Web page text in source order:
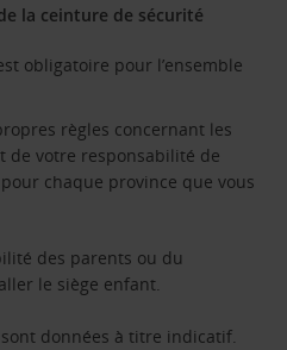
la ceinture de sécurité
obligatoire pour l’ensemble
règles concernant les
de votre responsabilité de
chaque province que vous
des parents ou du
le siège enfant.
données à titre indicatif.